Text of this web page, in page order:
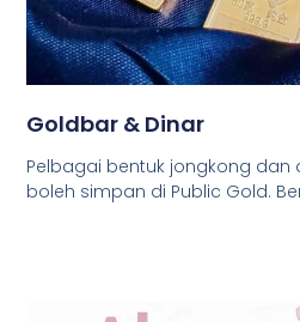
Goldbar & Dinar
Pelbagai bentuk jongkong
boleh simpan di Public Gold.